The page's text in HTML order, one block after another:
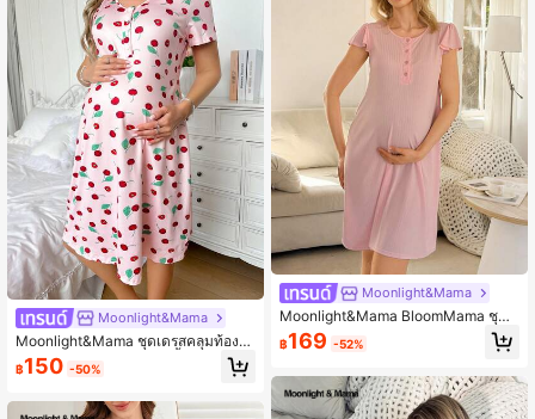
Moonlight&Mama
Moonlight&Mama ชุดเดรสคลุมท้องแ
ละชุดให้นมลูกแบบลำลองพื้นฐาน Moo
nlight & Mama สีชมพูลายเชอร์รี่ เปิดด้
฿150 -50%
Moonlight&Mama
Moonlight&Mama BloomMama ชุดเ
ดรสคลุมท้องให้นมลูกผ้าถักสีชมพูแบบเ
ปิดด้านหน้าแฟชั่นลำลองพื้นฐาน
฿169 -52%